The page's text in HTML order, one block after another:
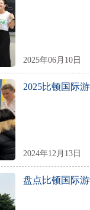
2025年06月10日
2025比顿国际
2024年12月13日
盘点比顿国际